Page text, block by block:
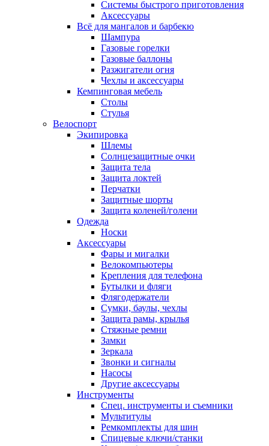
Системы быстрого приготовления
Аксессуары
Всё для мангалов и барбекю
Шампура
Газовые горелки
Газовые баллоны
Разжигатели огня
Чехлы и аксессуары
Кемпинговая мебель
Столы
Стулья
Велоспорт
Экипировка
Шлемы
Солнцезащитные очки
Защита тела
Защита локтей
Перчатки
Защитные шорты
Защита коленей/голени
Одежда
Носки
Аксессуары
Фары и мигалки
Велокомпьютеры
Крепления для телефона
Бутылки и фляги
Флягодержатели
Сумки, баулы, чехлы
Защита рамы, крылья
Стяжные ремни
Замки
Зеркала
Звонки и сигналы
Насосы
Другие аксессуары
Инструменты
Спец. инструменты и съемники
Мультитулы
Ремкомплекты для шин
Спицевые ключи/станки